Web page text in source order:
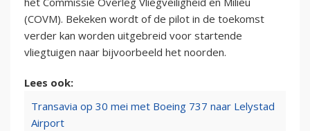
(COVM). Bekeken wordt of de pilot in de toekomst
verder kan worden uitgebreid voor startende
vliegtuigen naar bijvoorbeeld het noorden.
Lees ook:
Transavia op 30 mei met Boeing 737 naar Lelystad
Airport